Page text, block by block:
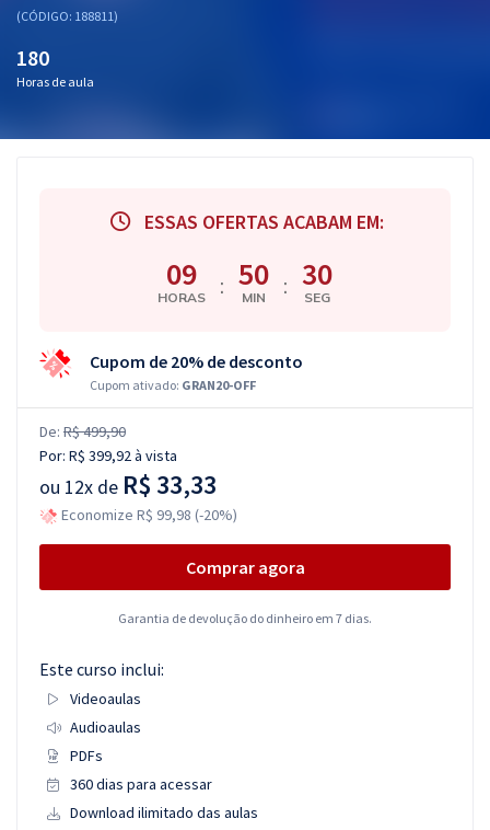
Conteúdo gratuito
(CÓDIGO: 188811)
180
Horas de aula
ESSAS OFERTAS ACABAM EM:
09
HORAS : 50
MIN : 29
SEG
Cupom de 20% de desconto
Cupom ativado: GRAN20-OFF
De: R$ 499,90
Por: R$ 399,92à vista
ou 12x de R$ 33,33
Economize R$ 99,98 (-20%)
Comprar agora
Garantia de devolução do dinheiro em 7 dias.
Este curso inclui:
Videoaulas
Audioaulas
PDFs
360 dias para acessar
Download ilimitado das aulas